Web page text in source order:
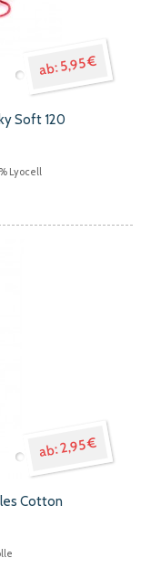
5,95 €
Soft 120
Lyocell
2,95 €
Cotton